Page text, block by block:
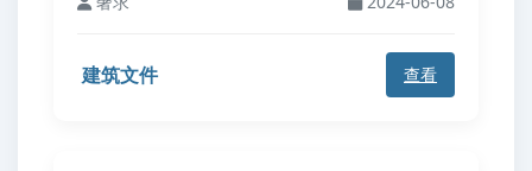
建筑文件 查看